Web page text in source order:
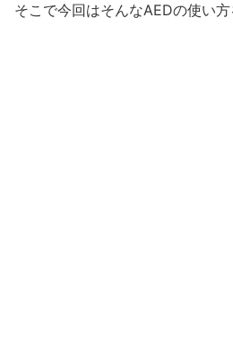
そこで今回はそんなAEDの使い方